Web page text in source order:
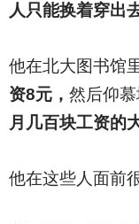
人只能换着穿出去
他在北大图书馆
资8元， 然后仰
月几百块工资的
他在这些人面前